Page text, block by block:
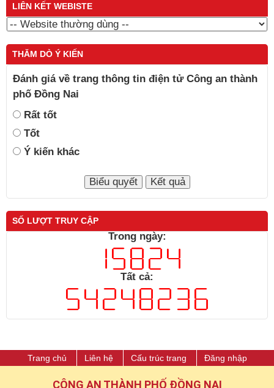
LIÊN KẾT WEBISTE
THĂM DÒ Ý KIẾN
Đánh giá về trang thông tin điện tử Công an thành
phố Đồng Nai
Rất tốt
Tốt
Ý kiến khác
SỐ LƯỢT TRUY CẬP
Trong ngày:
Tất cả:
Trang chủ Liên hệ Cấu trúc trang Đăng nhập
CÔNG AN THÀNH PHỐ ĐỒNG NAI